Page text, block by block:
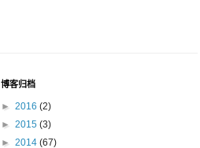
博客归档
► 2016 (2)
► 2015 (3)
► 2014 (67)